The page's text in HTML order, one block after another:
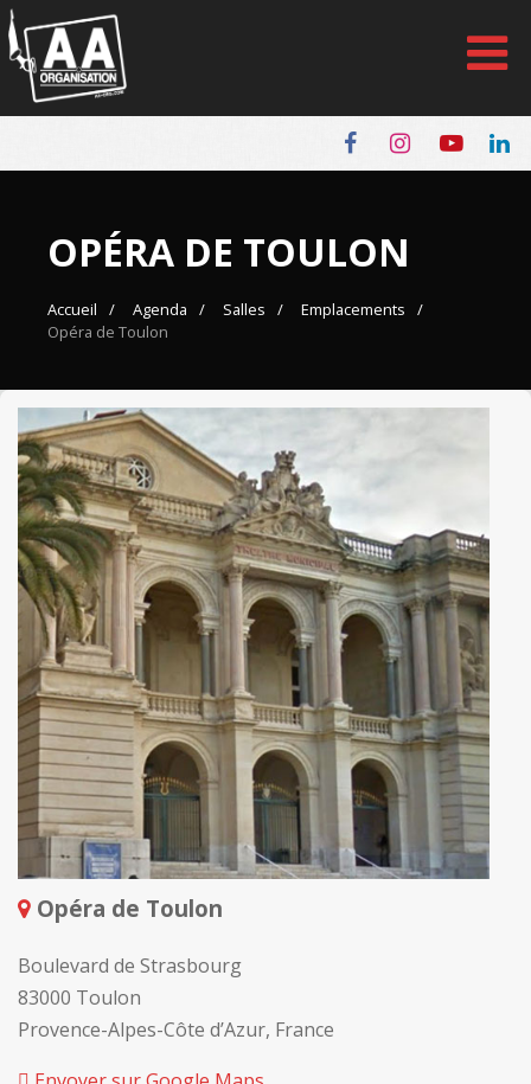
Panneau de gestion des cookies
OPÉRA DE TOULON
Accueil Agenda Salles
Emplacements
Opéra de Toulon
Opéra de Toulon
Boulevard de Strasbourg
83000 Toulon
Provence-Alpes-Côte d’Azur, France